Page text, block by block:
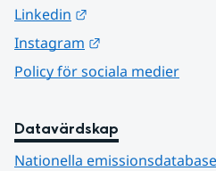
Linkedin
Instagram
Policy för sociala medier
Datavärdskap
Nationella